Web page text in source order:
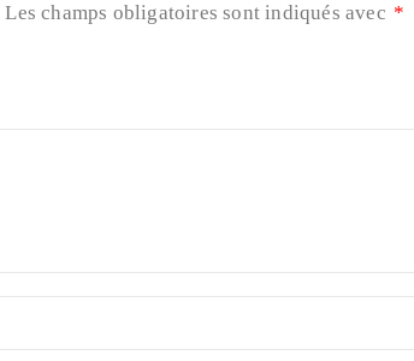
Les champs obligatoires sont indiqués avec *